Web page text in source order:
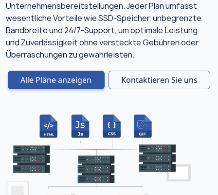
Unternehmensbereitstellungen. Jeder Plan umfasst
wesentliche Vorteile wie SSD-Speicher, unbegrenzte
Bandbreite und 24/7-Support, um optimale Leistung
und Zuverlässigkeit ohne versteckte Gebühren oder
Überraschungen zu gewährleisten.
Alle Pläne anzeigen Kontaktieren Sie uns